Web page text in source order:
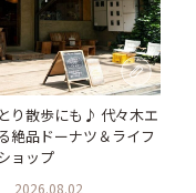
り散歩にも♪ 代々木エ
絶品ドーナツ＆ライフ
ョップ
2026.08.02